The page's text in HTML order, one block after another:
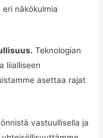
näkökulmia
Teknologian
liialliseen
asettaa rajat
vastuullisella ja